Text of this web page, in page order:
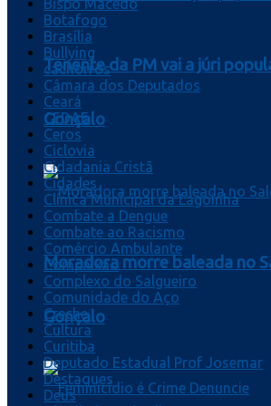
Tenente da PM vai a júri
Gonçalo
Moradora morre baleada no
Gonçalo
Botafogo
Brasília
Bullying
cachorros
Câmara dos Deputados
Ceará
CEDAE
Ceros
Ciclovia
Cidadania Cristã
Cidades
Clínica Municipal da Lagoinha
Combate a Dengue
Combate ao Racismo
Comércio Ambulante
Compaixão
Complexo do Salgueiro
Comunidade do Aço
Creche
Cultura
Curitiba
Deputado Estadual Prof Josemar
Destaques
Deus